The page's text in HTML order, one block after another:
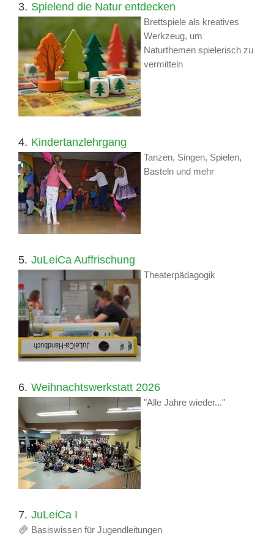
3. Spielend die Natur entdecken
Brettspiele als kreatives
Werkzeug, um
Naturthemen spielerisch zu
vermitteln
4. Kindertanzlehrgang
Tanzen, Singen, Spielen,
Basteln und mehr
5. JuLeiCa Auffrischung
Theaterpädagogik
6. Weihnachtswerkstatt 2026
"Alle Jahre wieder..."
7. JuLeiCa I
Basiswissen für Jugendleitungen